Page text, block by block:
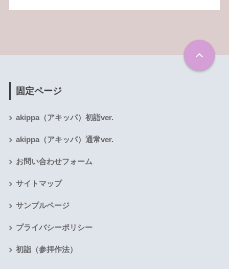
固定ページ
akippa（アキッパ）初詣ver.
akippa（アキッパ）通常ver.
お問い合わせフォーム
サイトマップ
サンプルページ
プライバシーポリシー
初詣（参拝作法）